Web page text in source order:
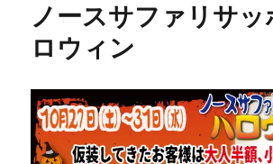
ノースサファリサッ
ロウィン